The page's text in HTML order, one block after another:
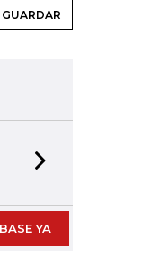
GUARDAR
YA